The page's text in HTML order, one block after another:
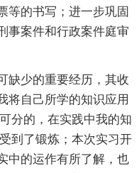
等的书写；进一步巩固
事案件和行政案件庭审
缺少的重要经历，其收
将自己所学的知识应用
分的，在实践中我的知
到了锻炼；本次实习开
中的运作有所了解，也